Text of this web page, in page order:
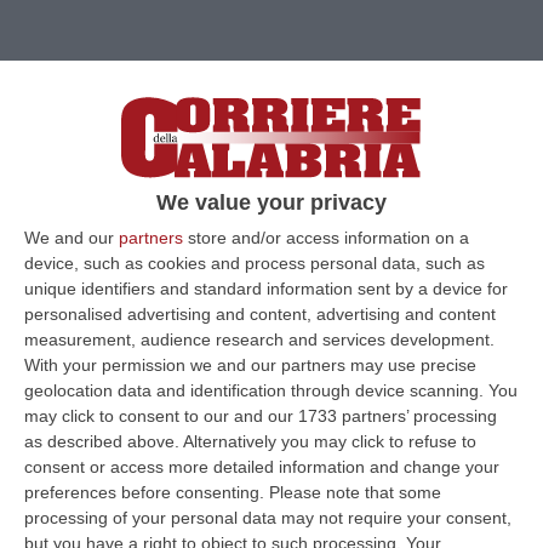
We value your privacy
We and our partners store and/or access information on a
device, such as cookies and process personal data, such as
unique identifiers and standard information sent by a device for
personalised advertising and content, advertising and content
measurement, audience research and services development.
With your permission we and our partners may use precise
geolocation data and identification through device scanning. You
may click to consent to our and our 1733 partners’ processing
as described above. Alternatively you may click to refuse to
consent or access more detailed information and change your
preferences before consenting. Please note that some
processing of your personal data may not require your consent,
but you have a right to object to such processing. Your
ROSSANO Coinvolta anche una 46enne
rossanese, difesa di fiducia dall’Avv.
, nell’inchiesta coordinata
dalla Procura di Torino su una serie di truffe
telematiche a livello nazionale perpetrate
attraverso Whatsapp e Youtube. Alla donna
sono stati recentemente notificati sia
un’ordinanza disposta in via d’urgenza sia un
decreto di sequestro preventivo, emessi dal
Giudice per Indagini Preliminari del Tribunale
di Torino, poiché indagata unitamente ad